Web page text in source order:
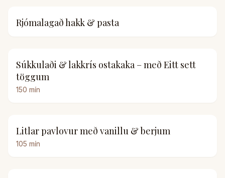
Rjómalagað hakk & pasta
Súkkulaði & lakkrís ostakaka – með Eitt sett
töggum
150 mín
Litlar pavlovur með vanillu & berjum
105 mín